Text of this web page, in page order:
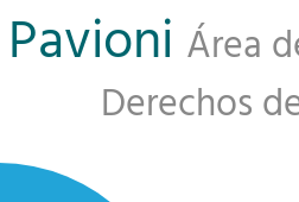
Área
Derechos